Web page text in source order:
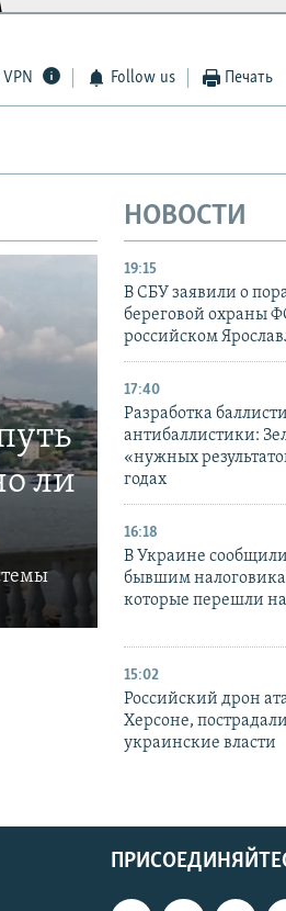
Follow us Печать
ли
НОВОСТИ
19:15
В СБУ заявили о
береговой охраны
российском
17:40
Разработка
антибаллистики:
«нужных
годах
16:18
В Украине
бывшим
которые перешли
15:02
Российский дрон
Херсоне,
украинские власти